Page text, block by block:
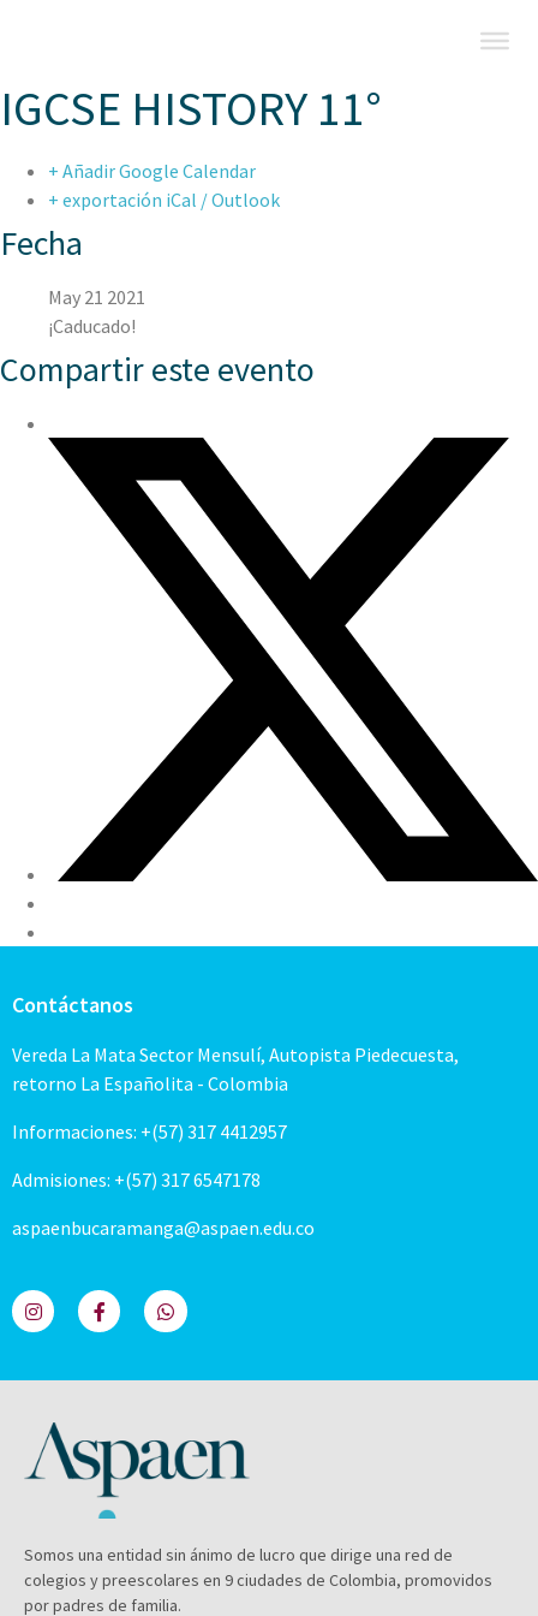
IGCSE HISTORY 11°
+ Añadir Google Calendar
+ exportación iCal / Outlook
Fecha
May 21 2021
¡Caducado!
Compartir este evento
Contáctanos
Vereda La Mata Sector Mensulí, Autopista Piedecuesta,
retorno La Españolita - Colombia
Informaciones: +(57) 317 4412957
Admisiones: +(57) 317 6547178
aspaenbucaramanga@aspaen.edu.co
Somos una entidad sin ánimo de lucro que dirige una red de
colegios y preescolares en 9 ciudades de Colombia, promovidos
por padres de familia.